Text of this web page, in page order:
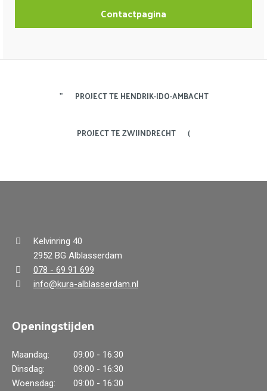
Contactpagina
PROJECT TE HENDRIK-IDO-AMBACHT
PROJECT TE ZWIJNDRECHT
Kelvinring 40
2952 BG Alblasserdam
078 - 69 91 699
info@kura-alblasserdam.nl
Openingstijden
Maandag:
09:00 - 16:30
Dinsdag:
09:00 - 16:30
Woensdag:
09:00 - 16:30